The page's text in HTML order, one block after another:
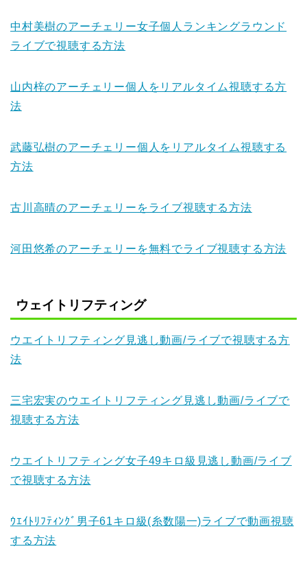
中村美樹のアーチェリー女子個人ランキングラウンド
ライブで視聴する方法
山内梓のアーチェリー個人をリアルタイム視聴する方
法
武藤弘樹のアーチェリー個人をリアルタイム視聴する
方法
古川高晴のアーチェリーをライブ視聴する方法
河田悠希のアーチェリーを無料でライブ視聴する方法
ウェイトリフティング
ウエイトリフティング見逃し動画/ライブで視聴する方
法
三宅宏実のウエイトリフティング見逃し動画/ライブで
視聴する方法
ウエイトリフティング女子49キロ級見逃し動画/ライブ
で視聴する方法
ｳｴｲﾄﾘﾌﾃｨﾝｸﾞ男子61キロ級(糸数陽一)ライブで動画視聴
する方法